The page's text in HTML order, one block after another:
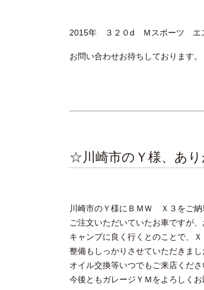
2015年 ３２０d Ｍスポーツ エ
お問い合わせお待ちしております。
☆川崎市のＹ様、あ
川崎市のＹ様にＢＭＷ Ｘ３をご納
ご注文いただいていたお車ですが
キャンプに良く行くとのことで、
整備もしっかりさせていただきま
オイル交換等いつでもご来店くださ
今後ともガレージＹＭをよろしくお